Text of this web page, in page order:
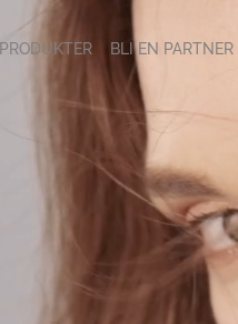
PRODUKTER BLI EN PARTNER